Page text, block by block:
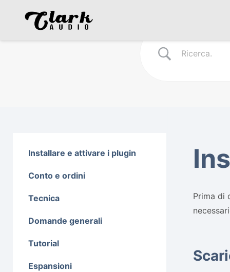
Installare e attivare i plugin
Conto e ordini
Tecnica
Domande generali
Tutorial
Espansioni
Prima di